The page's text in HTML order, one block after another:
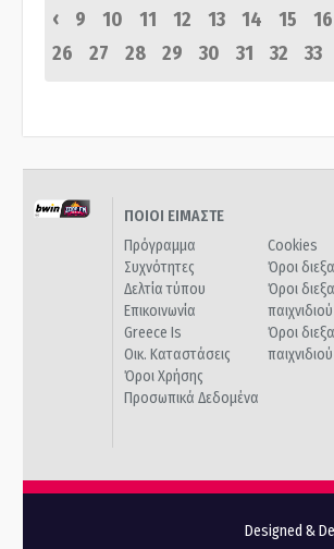
‹
9 10 11 12 13 14 15 16
26
27 28 29 30 31 32 33
ΠΟΙΟΙ ΕΙΜΑΣΤΕ
Πρόγραμμα
Συχνότητες
Δελτία τύπου
Επικοινωνία
Greece Is
Οικ. Καταστάσεις
Όροι Χρήσης
Προσωπικά Δεδομένα
Cookies
Όροι
Όροι
Όροι
Designed &